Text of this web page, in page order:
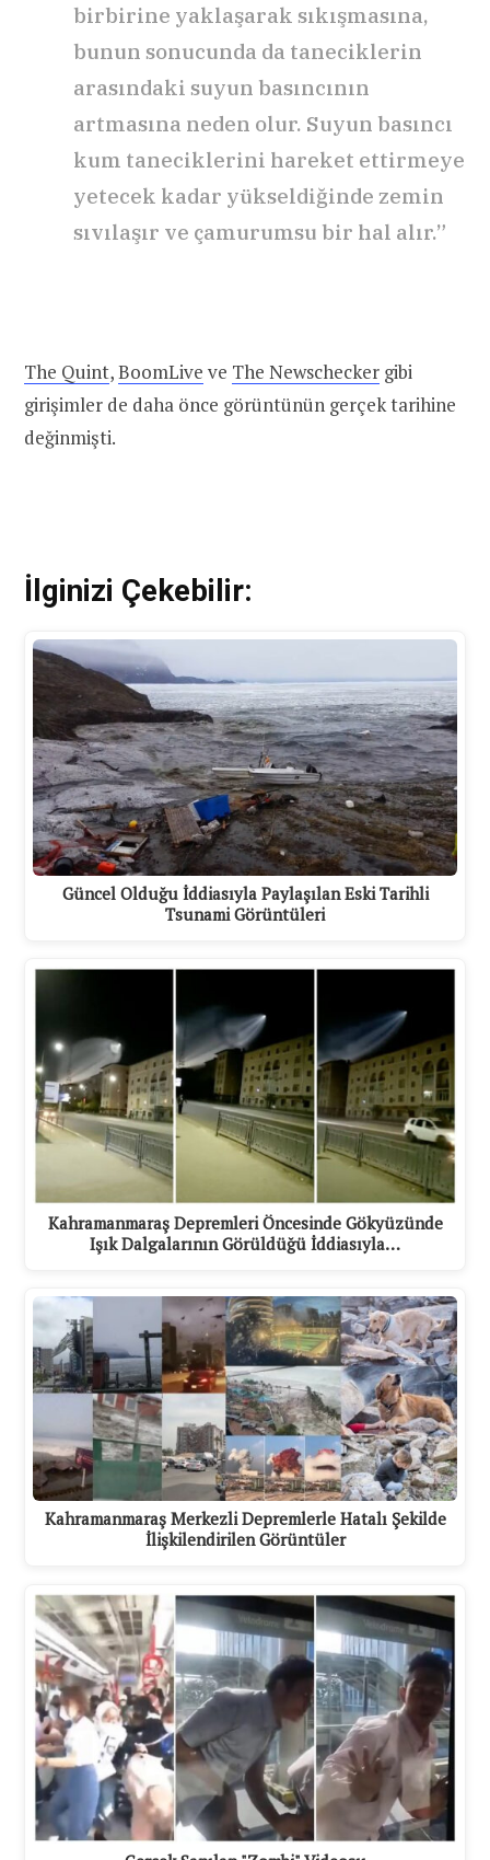
birbirine yaklaşarak sıkışmasına,
bunun sonucunda da taneciklerin
arasındaki suyun basıncının
artmasına neden olur. Suyun basıncı
kum taneciklerini hareket ettirmeye
yetecek kadar yükseldiğinde zemin
sıvılaşır ve çamurumsu bir hal alır.”
The Quint,BoomLive ve The Newschecker gibi
girişimler de daha önce görüntünün gerçek tarihine
değinmişti.
İlginizi Çekebilir:
Güncel Olduğu İddiasıyla Paylaşılan Eski Tarihli
Tsunami Görüntüleri
Kahramanmaraş Depremleri Öncesinde Gökyüzünde
Işık Dalgalarının Görüldüğü İddiasıyla…
Kahramanmaraş Merkezli Depremlerle Hatalı Şekilde
İlişkilendirilen Görüntüler